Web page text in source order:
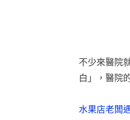
不少來醫院
白」，醫院
水果店老闆